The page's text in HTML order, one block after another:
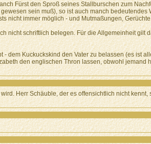
Fürst den Sproß seines Stallburschen zum
sein muß), so ist auch manch bedeutendes
nicht immer möglich - und Mutmaßungen,
nicht schriftlich belegen. Für die Allgemeinheit gilt
dem Kuckuckskind den Vater zu belassen (es ist
den englischen Thron lassen, obwohl jemand
Herr Schäuble, der es offensichtlich nicht